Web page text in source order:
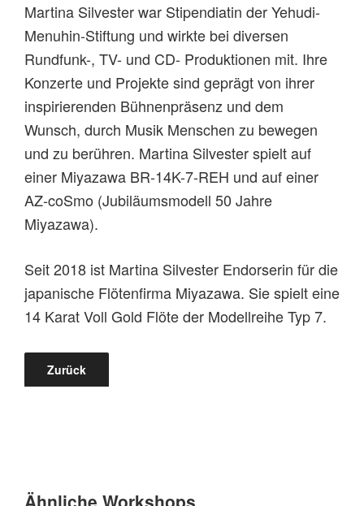
Martina Silvester war Stipendiatin der Yehudi-
Menuhin-Stiftung und wirkte bei diversen
Rundfunk-, TV- und CD- Produktionen mit. Ihre
Konzerte und Projekte sind geprägt von ihrer
inspirierenden Bühnenpräsenz und dem
Wunsch, durch Musik Menschen zu bewegen
und zu berühren. Martina Silvester spielt auf
einer Miyazawa BR-14K-7-REH und auf einer
AZ-coSmo (Jubiläumsmodell 50 Jahre
Miyazawa).
Seit 2018 ist Martina Silvester Endorserin für die
japanische Flötenfirma Miyazawa. Sie spielt eine
14 Karat Voll Gold Flöte der Modellreihe Typ 7.
Zurück